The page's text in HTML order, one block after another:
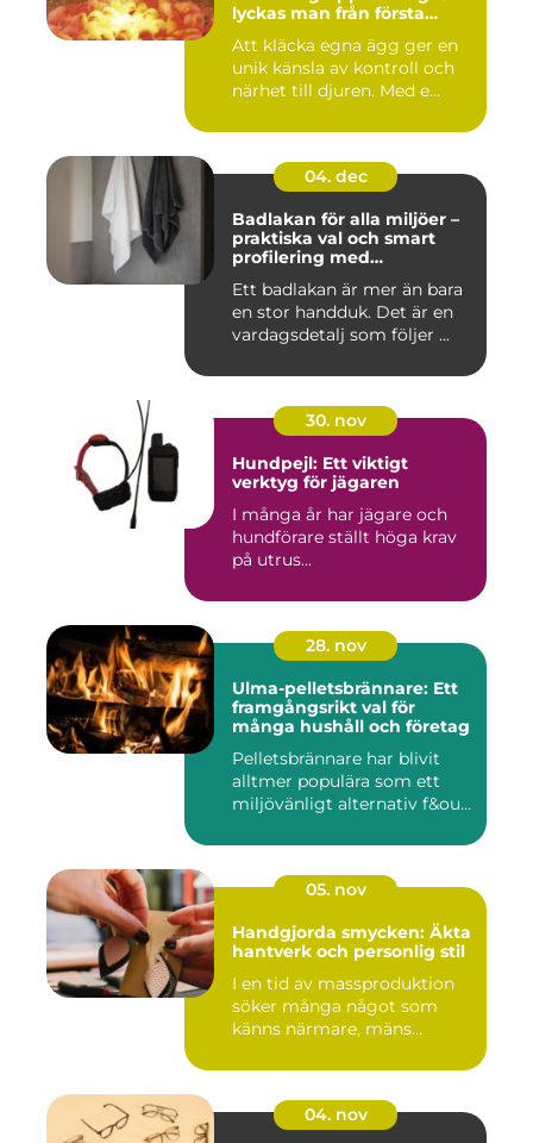
lyckas man från första
Att kläcka egna ägg ger en
unik känsla av kontroll och
närhet till djuren. Med e...
04. dec
Badlakan för alla miljöer –
praktiska val och smart
profilering med
Ett badlakan är mer än bara
en stor handduk. Det är en
vardagsdetalj som följer ...
30. nov
Hundpejl: Ett viktigt
verktyg för jägaren
I många år har jägare och
hundförare ställt höga krav
på utrus...
28. nov
Ulma-pelletsbrännare: Ett
framgångsrikt val för
många hushåll och företag
Pelletsbrännare har blivit
alltmer populära som ett
miljövänligt alternativ f&ou...
05. nov
Handgjorda smycken: Äkta
hantverk och personlig stil
I en tid av massproduktion
söker många något som
känns närmare, mäns...
04. nov